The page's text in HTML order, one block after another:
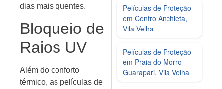
dias mais quentes.
Bloqueio de
Raios UV
Além do conforto
térmico, as películas de
Películas de Proteção
em Centro Anchieta,
Vila Velha
Películas de Proteção
em Praia do Morro
Guarapari, Vila Velha